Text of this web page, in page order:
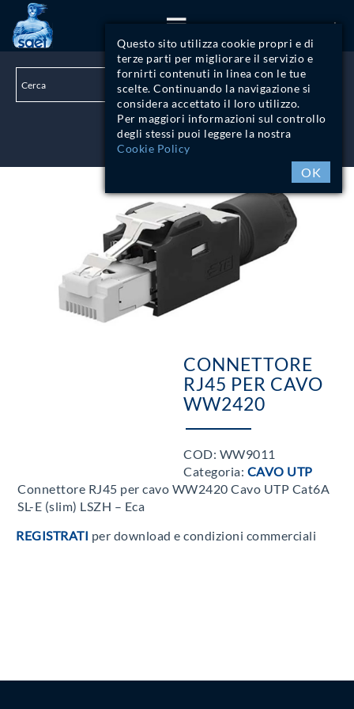
Questo sito utilizza cookie propri e di
terze parti per migliorare il servizio e
fornirti contenuti in linea con le tue
scelte. Continuando la navigazione si
considera accettato il loro utilizzo.
Per maggiori informazioni sul controllo
degli stessi puoi leggere la nostra
Cookie Policy
OK
CONNETTORE
RJ45 PER CAVO
WW2420
COD: WW9011
Categoria: CAVO UTP
Connettore RJ45 per cavo WW2420 Cavo UTP Cat6A
SL-E (slim) LSZH – Eca
REGISTRATI per download e condizioni commerciali